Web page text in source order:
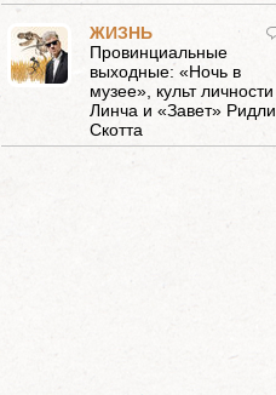
ЖИЗНЬ
Провинциальные
выходные: «Ночь в
музее», культ личности
Линча и «Завет» Ридли
Скотта